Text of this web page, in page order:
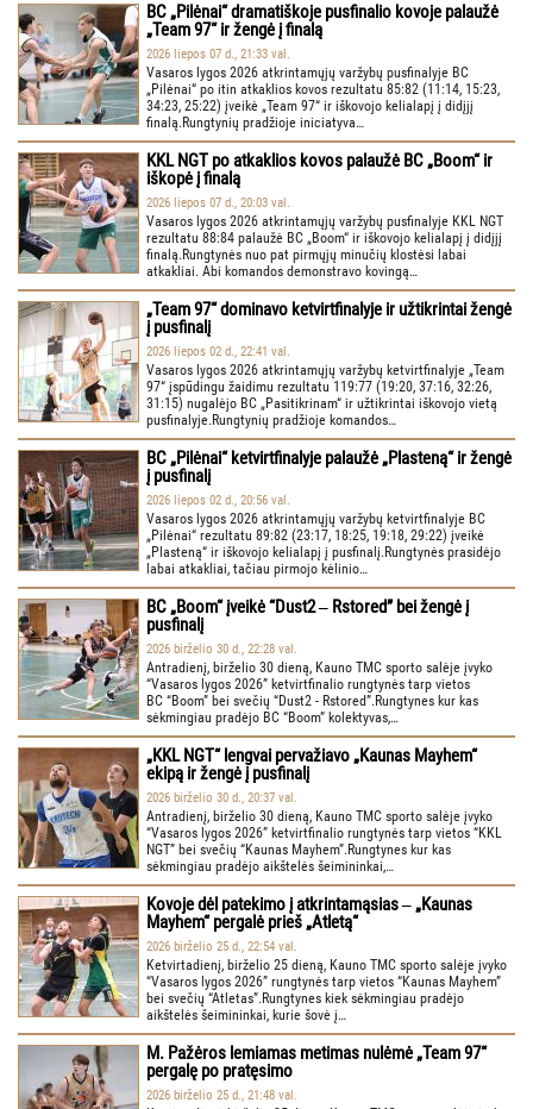
BC „Pilėnai“ dramatiškoje pusfinalio kovoje palaužė
„Team 97“ ir žengė į finalą
2026 liepos 07 d., 21:33 val.
Vasaros lygos 2026 atkrintamųjų varžybų pusfinalyje BC
„Pilėnai“ po itin atkaklios kovos rezultatu 85:82 (11:14, 15:23,
34:23, 25:22) įveikė „Team 97“ ir iškovojo kelialapį į didįjį
finalą.Rungtynių pradžioje iniciatyva…
KKL NGT po atkaklios kovos palaužė BC „Boom“ ir
iškopė į finalą
2026 liepos 07 d., 20:03 val.
Vasaros lygos 2026 atkrintamųjų varžybų pusfinalyje KKL NGT
rezultatu 88:84 palaužė BC „Boom“ ir iškovojo kelialapį į didįjį
finalą.Rungtynės nuo pat pirmųjų minučių klostėsi labai
atkakliai. Abi komandos demonstravo kovingą…
„Team 97“ dominavo ketvirtfinalyje ir užtikrintai žengė
į pusfinalį
2026 liepos 02 d., 22:41 val.
Vasaros lygos 2026 atkrintamųjų varžybų ketvirtfinalyje „Team
97“ įspūdingu žaidimu rezultatu 119:77 (19:20, 37:16, 32:26,
31:15) nugalėjo BC „Pasitikrinam“ ir užtikrintai iškovojo vietą
pusfinalyje.Rungtynių pradžioje komandos…
BC „Pilėnai“ ketvirtfinalyje palaužė „Plasteną“ ir žengė
į pusfinalį
2026 liepos 02 d., 20:56 val.
Vasaros lygos 2026 atkrintamųjų varžybų ketvirtfinalyje BC
„Pilėnai“ rezultatu 89:82 (23:17, 18:25, 19:18, 29:22) įveikė
„Plasteną“ ir iškovojo kelialapį į pusfinalį.Rungtynės prasidėjo
labai atkakliai, tačiau pirmojo kėlinio…
BC „Boom“ įveikė “Dust2 ‒ Rstored” bei žengė į
pusfinalį
2026 birželio 30 d., 22:28 val.
Antradienį, birželio 30 dieną, Kauno TMC sporto salėje įvyko
“Vasaros lygos 2026” ketvirtfinalio rungtynės tarp vietos
BC “Boom” bei svečių “Dust2 - Rstored”.Rungtynes kur kas
sėkmingiau pradėjo BC “Boom” kolektyvas,…
„KKL NGT“ lengvai pervažiavo „Kaunas Mayhem“
ekipą ir žengė į pusfinalį
2026 birželio 30 d., 20:37 val.
Antradienį, birželio 30 dieną, Kauno TMC sporto salėje įvyko
“Vasaros lygos 2026” ketvirtfinalio rungtynės tarp vietos “KKL
NGT” bei svečių “Kaunas Mayhem”.Rungtynes kur kas
sėkmingiau pradėjo aikštelės šeimininkai,…
Kovoje dėl patekimo į atkrintamąsias ‒ „Kaunas
Mayhem“ pergalė prieš „Atletą“
2026 birželio 25 d., 22:54 val.
Ketvirtadienį, birželio 25 dieną, Kauno TMC sporto salėje įvyko
“Vasaros lygos 2026” rungtynės tarp vietos “Kaunas Mayhem”
bei svečių “Atletas”.Rungtynes kiek sėkmingiau pradėjo
aikštelės šeimininkai, kurie šovė į…
M. Pažėros lemiamas metimas nulėmė „Team 97“
pergalę po pratęsimo
2026 birželio 25 d., 21:48 val.